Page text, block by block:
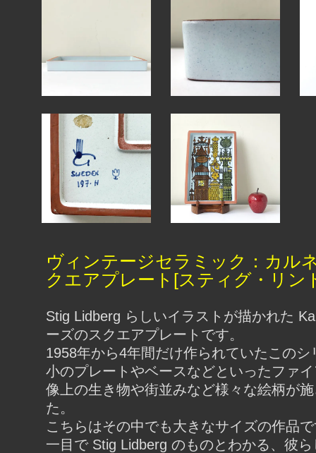
ヴィンテージセラミック：カル
クエアプレート[スティグ・リン
Stig Lidberg らしいイラストが描かれた
ーズのスクエアプレートです。
1958年から4年間だけ作られていたこのシ
小のプレートやベースなどといったファ
像上の生き物や街並みなど様々な絵柄が
た。
こちらはその中でも大きなサイズの作品
一目で Stig Lidberg のものとわかる、彼